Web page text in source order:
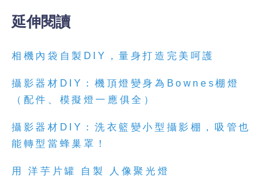
延伸閱讀
相機內袋自製DIY，量身打造完美呵護
攝影器材DIY：機頂燈變身為Bownes棚燈
（配件、模擬燈一應俱全）
攝影器材DIY：洗衣籃變小型攝影棚，吸管也
能轉型當蜂巢罩！
用 洋芋片罐 自製 人像聚光燈